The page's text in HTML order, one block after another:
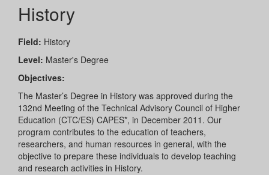
History
Field: History
Level: Master's Degree
Objectives:
The Master’s Degree in History was approved during the
132nd Meeting of the Technical Advisory Council of Higher
Education (CTC/ES) CAPES*, in December 2011. Our
program contributes to the education of teachers,
researchers, and human resources in general, with the
objective to prepare these individuals to develop teaching
and research activities in History.